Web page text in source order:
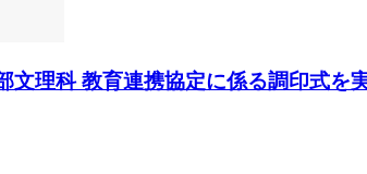
文理科 教育連携協定に係る調印式を